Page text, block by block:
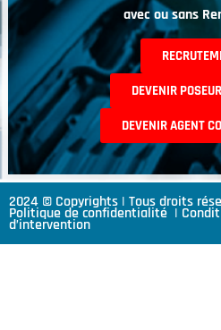
avec ou sans
DEVENIR
DEVENIR AGENT
2024 © Copyrights | Tous droits
Politique de confidentialité |
d’intervention